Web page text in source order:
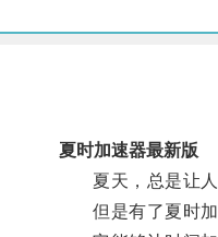
夏时加速器最新版
夏天，总是让人
但是有了夏时加